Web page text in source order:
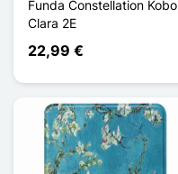
Funda Constellation Kobo
Clara 2E
22,99 €